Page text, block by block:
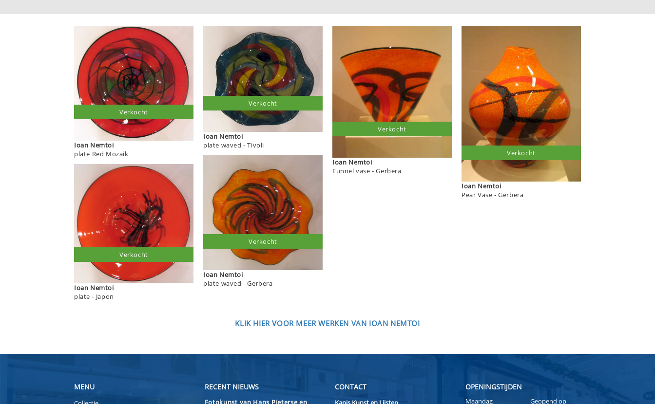
Ioan Nemtoi
plate Red Mozaik
Verkocht
Ioan Nemtoi
plate - Japon
Verkocht
Ioan Nemtoi
plate waved - Tivoli
Verkocht
Ioan Nemtoi
plate waved - Gerbera
Verkocht
Ioan Nemtoi
Funnel vase - Gerbera
Verkocht
Ioan Nemtoi
Pear Vase - Gerbera
Verkocht
KLIK HIER VOOR MEER WERKEN VAN IOAN NEMTOI
MENU RECENT NIEUWS
Fotokunst van Hans Pieterse en
CONTACT OPENINGSTIJDEN
Maandag Geopend op